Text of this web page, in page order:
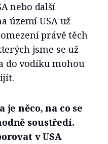
nebo další
území USA už
právě těch
jsme se už
do vodíku mohou
něco, na co se
soustředí.
v USA